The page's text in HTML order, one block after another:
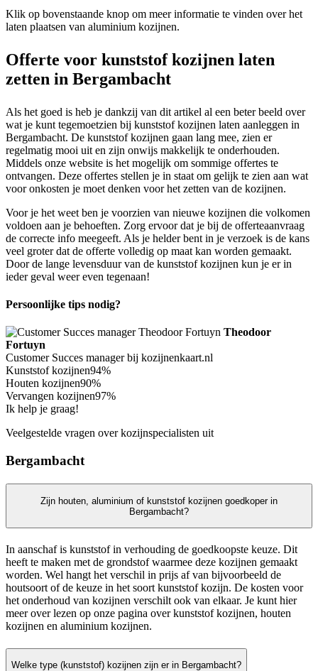
Klik op bovenstaande knop om meer informatie te vinden over het
laten plaatsen van aluminium kozijnen.
Offerte voor kunststof kozijnen laten
zetten in Bergambacht
Als het goed is heb je dankzij van dit artikel al een beter beeld over
wat je kunt tegemoetzien bij kunststof kozijnen laten aanleggen in
Bergambacht. De kunststof kozijnen gaan lang mee, zien er
regelmatig mooi uit en zijn onwijs makkelijk te onderhouden.
Middels onze website is het mogelijk om sommige offertes te
ontvangen. Deze offertes stellen je in staat om gelijk te zien aan wat
voor onkosten je moet denken voor het zetten van de kozijnen.
Voor je het weet ben je voorzien van nieuwe kozijnen die volkomen
voldoen aan je behoeften. Zorg ervoor dat je bij de offerteaanvraag
de correcte info meegeeft. Als je helder bent in je verzoek is de kans
veel groter dat de offerte volledig op maat kan worden gemaakt.
Door de lange levensduur van de kunststof kozijnen kun je er in
ieder geval weer even tegenaan!
Persoonlijke tips nodig?
Theodoor
Fortuyn
Customer Succes manager bij kozijnenkaart.nl
Kunststof kozijnen94%
Houten kozijnen90%
Vervangen kozijnen97%
Ik help je graag!
Veelgestelde vragen over kozijnspecialisten uit
Bergambacht
Zijn houten, aluminium of kunststof kozijnen goedkoper in
Bergambacht?
In aanschaf is kunststof in verhouding de goedkoopste keuze. Dit
heeft te maken met de grondstof waarmee deze kozijnen gemaakt
worden. Wel hangt het verschil in prijs af van bijvoorbeeld de
houtsoort of de keuze in het soort kunststof kozijn. De kosten voor
het onderhoud van kozijnen verschilt ook van elkaar. Je kunt hier
meer over lezen op onze pagina over kunststof kozijnen, houten
kozijnen en aluminium kozijnen.
Welke type (kunststof) kozijnen zijn er in Bergambacht?